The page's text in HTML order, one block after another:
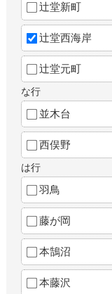
辻堂新町
辻堂西海岸
辻堂元町
な行
並木台
西俣野
は行
羽鳥
藤が岡
本鵠沼
本藤沢